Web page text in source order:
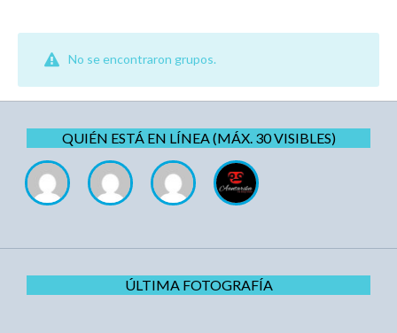
No se encontraron grupos.
QUIÉN ESTÁ EN LÍNEA (MÁX. 30 VISIBLES)
ÚLTIMA FOTOGRAFÍA